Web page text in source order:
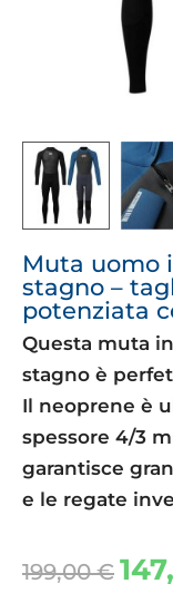
Muta uomo
stagno –
potenziata
Questa muta
stagno è
Il neoprene è
spessore 4/3
garantisce
e le regate
199,00€